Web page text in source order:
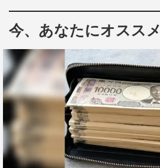
今、あなたにオススメ